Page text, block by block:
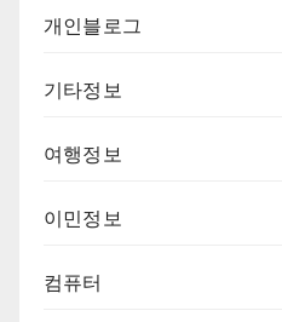
개인블로그
기타정보
여행정보
이민정보
컴퓨터